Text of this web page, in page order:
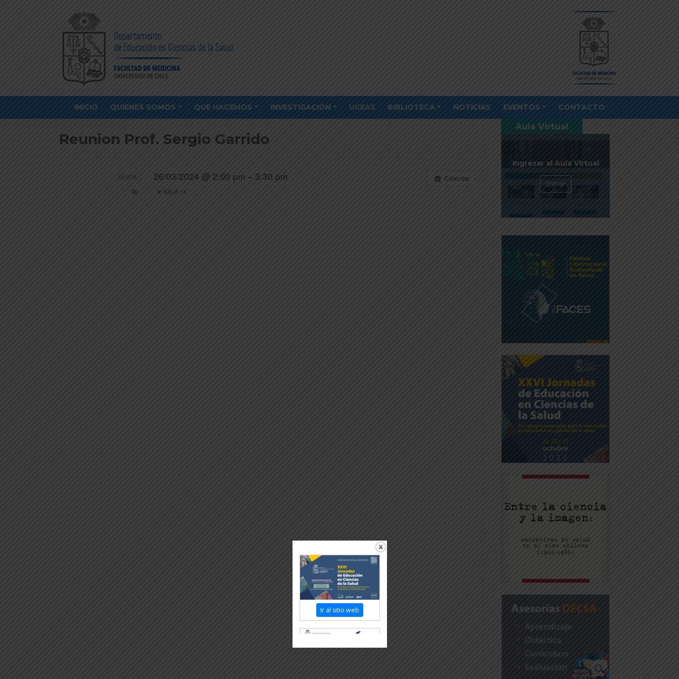
INICIO QUIENES SOMOS QUE HACEMOS INVESTIGACIÓN UCEAS BIBLIOTECA NOTICIAS EVENTOS CONTACTO
Reunion Prof. Sergio Garrido
Calendar
WHEN: 26/03/2024 @ 2:00 pm – 3:30 pm
SALA 14
Aula Virtual
Ingresar al Aula Virtual
Entrar
Ir al sitio web